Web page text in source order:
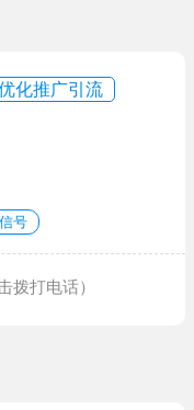
化推广引流
号
拨打电话）